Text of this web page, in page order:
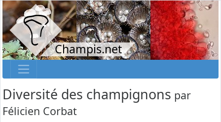
Champis.net
Diversité des champignons par
Félicien Corbat